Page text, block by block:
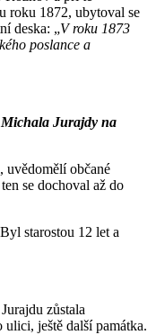
roku 1872, ubytoval se
deska: „V roku 1873
poslance a
Jurajdy na
uvědomělí občané
se dochoval až do
starostou 12 let a
zůstala
ještě další památka.